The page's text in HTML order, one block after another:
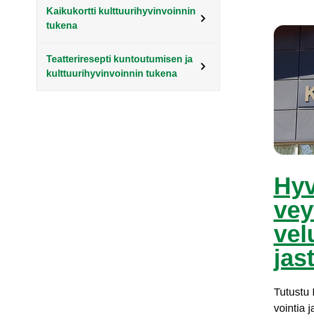
Kaikukortti kulttuurihyvinvoinnin
tukena
Teatteriresepti kuntoutumisen ja
kulttuurihyvinvoinnin tukena
Tu­tus­tu
voin­tia